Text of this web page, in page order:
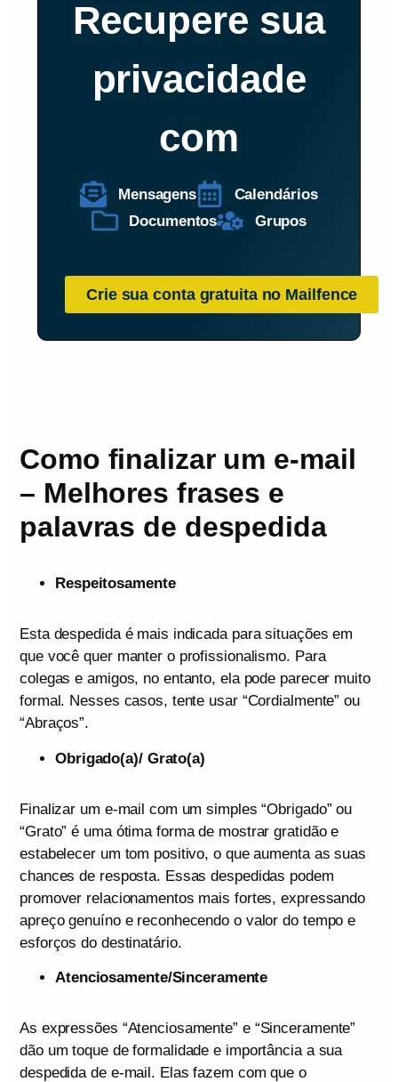
Recupere sua
privacidade
com
Mensagens
Calendários
Documentos
Grupos
Crie sua conta gratuita no Mailfence
Como finalizar um e-mail
– Melhores frases e
palavras de despedida
Respeitosamente
Esta despedida é mais indicada para situações em
que você quer manter o profissionalismo. Para
colegas e amigos, no entanto, ela pode parecer muito
formal. Nesses casos, tente usar “Cordialmente” ou
“Abraços”.
Obrigado(a)/ Grato(a)
Finalizar um e-mail com um simples “Obrigado” ou
“Grato” é uma ótima forma de mostrar gratidão e
estabelecer um tom positivo, o que aumenta as suas
chances de resposta. Essas despedidas podem
promover relacionamentos mais fortes, expressando
apreço genuíno e reconhecendo o valor do tempo e
esforços do destinatário.
Atenciosamente/Sinceramente
As expressões “Atenciosamente” e “Sinceramente”
dão um toque de formalidade e importância a sua
despedida de e-mail. Elas fazem com que o